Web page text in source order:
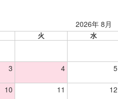
2026年 8月
火 水
3 4 5
10 11 12